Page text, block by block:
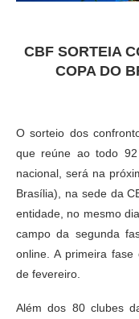
CBF SORTEIA
COPA DO
O sorteio dos
que reúne ao todo
nacional, será na
Brasília), na sede da
entidade, no mesmo
campo da segunda
online. A primeira
de fevereiro.
Além dos 80 clubes